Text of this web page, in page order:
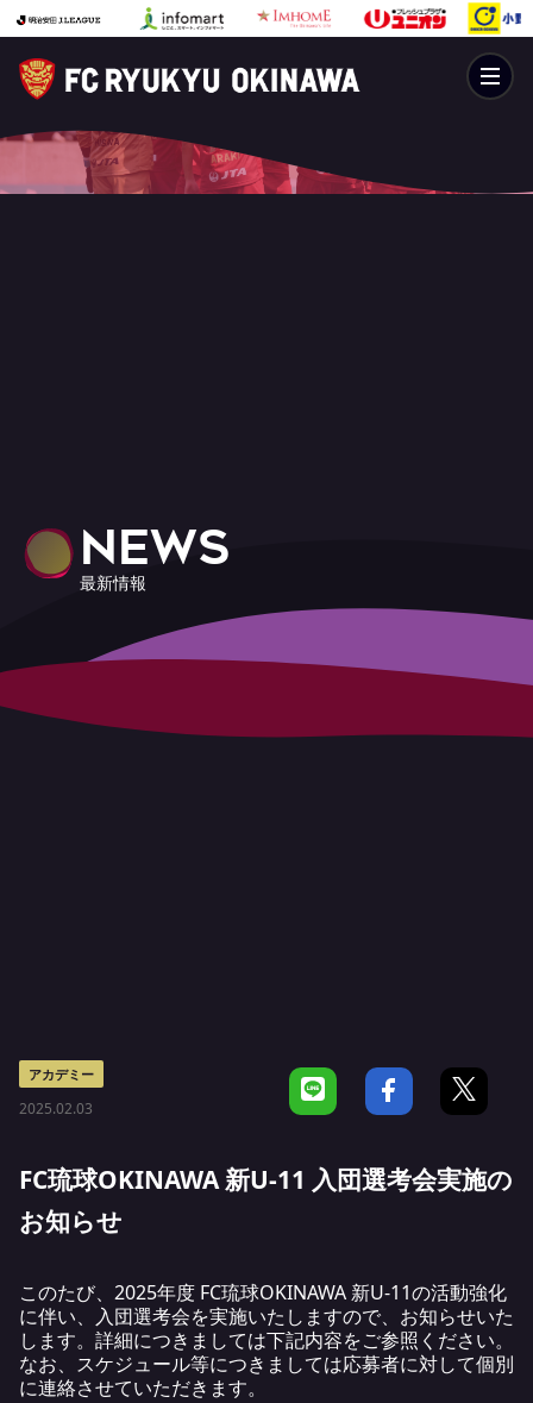
NEWS
最新情報
アカデミー
2025.02.03
FC琉球OKINAWA 新U-11 入団選考会実施の
お知らせ
このたび、2025年度 FC琉球OKINAWA 新U-11の活動強化
に伴い、入団選考会を実施いたしますので、お知らせいた
します。詳細につきましては下記内容をご参照ください。
なお、スケジュール等につきましては応募者に対して個別
に連絡させていただきます。